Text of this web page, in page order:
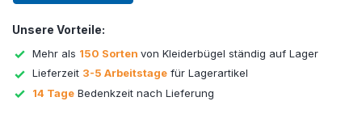
Unsere Vorteile:
Mehr als 150 Sorten von Kleiderbügel ständig auf Lager
Lieferzeit 3-5 Arbeitstage für Lagerartikel
14 Tage Bedenkzeit nach Lieferung